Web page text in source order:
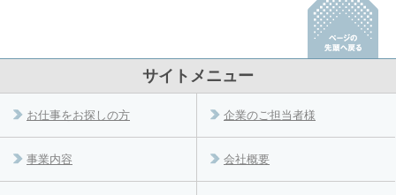
サイトメニュー
お仕事をお探しの方 企業のご担当者様
事業内容 会社概要